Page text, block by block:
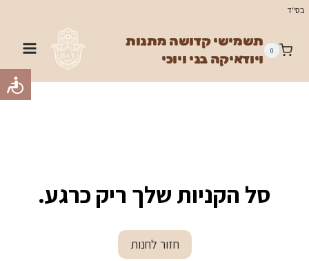
Skip
content
בס"ד
0
תשמישי קדושה מתנות
ויודאיקה בני ויוכי
סל הקניות שלך ריק כרגע.
חזור לחנות